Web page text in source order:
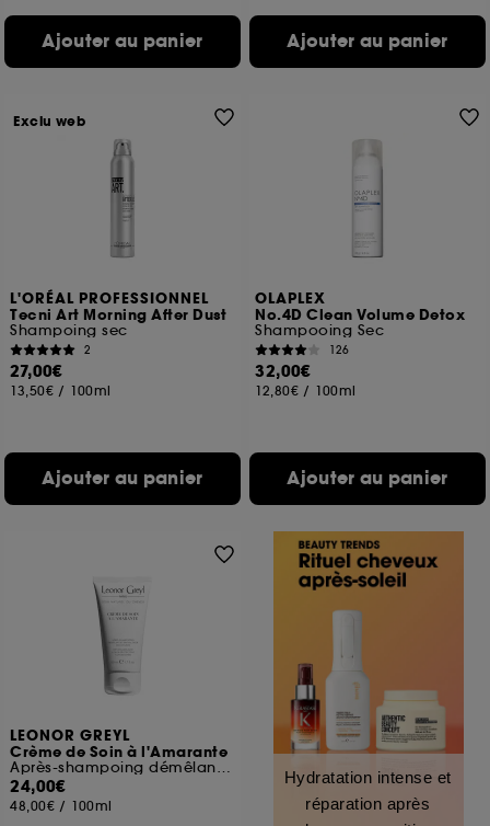
Ajouter au panier Ajouter au panier
L'ORÉAL PROFESSIONNEL
Tecni Art Morning After Dust
Shampoing sec
2
27,00€
13,50€ / 100ml
Ajouter au panier
Exclu web
OLAPLEX
No.4D Clean Volume Detox
Shampooing Sec
126
32,00€
12,80€ / 100ml
Ajouter au panier
LEONOR GREYL
Crème de Soin à l'Amarante
Après-shampoing démêlant et protecteur de couleur
24,00€
48,00€ / 100ml
Hydratation intense et
réparation après